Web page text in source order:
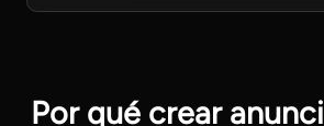
Por qué crear